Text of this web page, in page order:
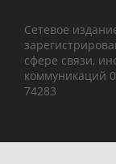
Сетевое
сфере связи,
коммуникаций
74283